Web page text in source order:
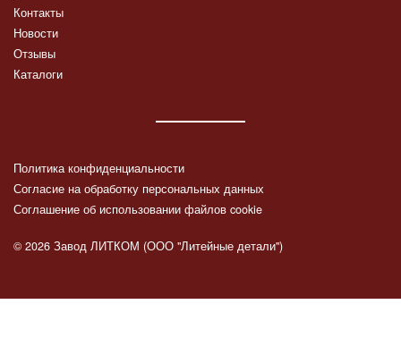
Контакты
Новости
Отзывы
Каталоги
Политика конфиденциальности
Согласие на обработку персональных данных
Соглашение об использовании файлов cookie
© 2026 Завод ЛИТКОМ (ООО "Литейные детали")